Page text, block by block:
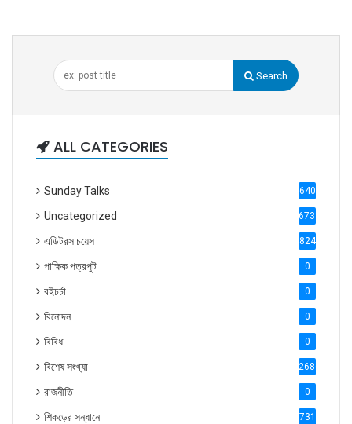
Search
ALL CATEGORIES
Sunday Talks 640
Uncategorized 6738
এডিটরস চয়েস 824
পাক্ষিক পত্রপুট 0
বইচর্চা 0
বিনোদন 0
বিবিধ 0
বিশেষ সংখ্যা 2686
রাজনীতি 0
শিকড়ের সন্ধানে 731